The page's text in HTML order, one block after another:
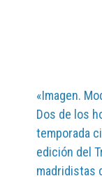
«Imagen.
Dos de los
temporada
edición del
madridistas